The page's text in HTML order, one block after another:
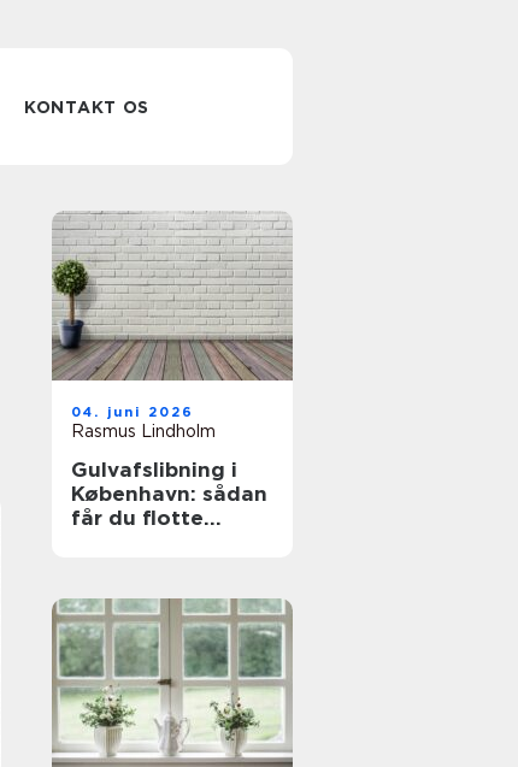
KONTAKT OS
04. juni 2026
Rasmus Lindholm
Gulvafslibning i
København: sådan
får du flotte